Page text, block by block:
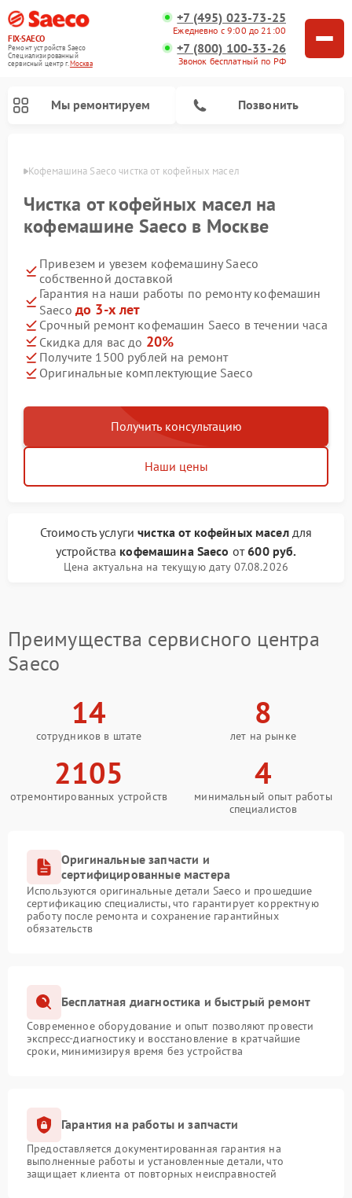
FIX-SAECO
Ремонт устройств Saeco
Специализированный
cервисный центр г.Москва
+7 (495) 023-73-25
Ежедневно с 9:00 до 21:00
+7 (800) 100-33-26
Звонок бесплатный по РФ
Мы ремонтируем Позвонить
Кофемашина Saeco чистка от кофейных масел
Чистка от кофейных масел на
кофемашине Saeco в Москве
Привезем и увезем кофемашину Saeco
собственной доставкой
Гарантия на наши работы по ремонту кофемашин
Saeco до 3-х лет
Срочный ремонт кофемашин Saeco в течении часа
Скидка для вас до 20%
Получите 1500 рублей на ремонт
Оригинальные комплектующие Saeco
Получить консультацию
Наши цены
Стоимость услугичистка от кофейных маселдля
устройства кофемашина Saeco от600 руб.
Цена актуальна на текущую дату 07.08.2026
Преимущества сервисного центра
Saeco
14
сотрудников в штате
8
лет на рынке
2105
отремонтированных устройств
4
минимальный опыт работы
специалистов
Оригинальные запчасти и
сертифицированные мастера
Используются оригинальные детали Saeco и прошедшие
сертификацию специалисты, что гарантирует корректную
работу после ремонта и сохранение гарантийных
обязательств
Бесплатная диагностика и быстрый ремонт
Современное оборудование и опыт позволяют провести
экспресс-диагностику и восстановление в кратчайшие
сроки, минимизируя время без устройства
Гарантия на работы и запчасти
Предоставляется документированная гарантия на
выполненные работы и установленные детали, что
защищает клиента от повторных неисправностей